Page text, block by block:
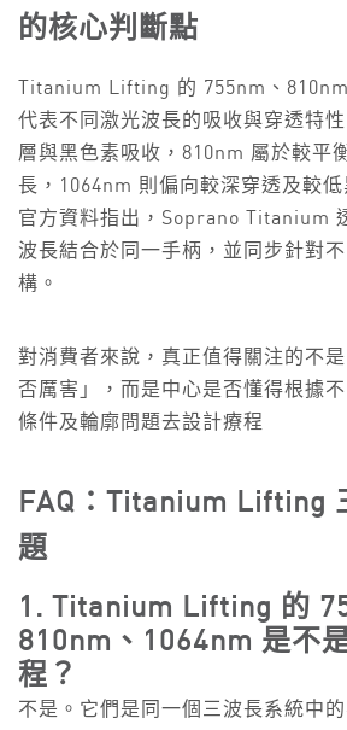
的核心判斷點
Titanium Lifting 的 755nm、
代表不同激光波長的吸收與穿透特
層與黑色素吸收，810nm 屬於較平
長，1064nm 則偏向較深穿透及較
官方資料指出，Soprano Titanium
波長結合於同一手柄，並同步針對
構。
對消費者來說，真正值得關注的不
否厲害」，而是中心是否懂得根據
條件及輪廓問題去設計療程
FAQ：Titanium Lifting
題
1. Titanium Lifting 的
810nm、1064nm 是不
程？
不是。它們是同一個三波長系統中